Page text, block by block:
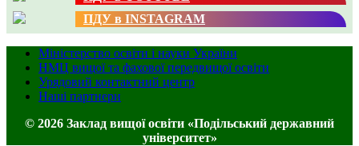
ПДУ в INSTAGRAM
Міністерство освіти і науки України
НМЦ вищої та фахової передвищої освіти
Урядовий контактний центр
Наші партнери
© 2026 Заклад вищої освіти «Подільський державний
університет»